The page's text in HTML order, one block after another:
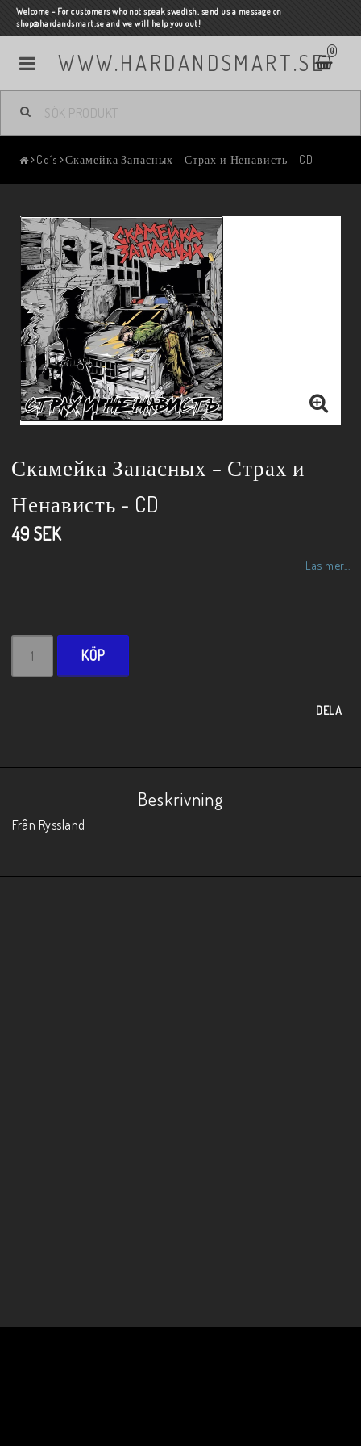
Welcome - For customers who not speak swedish, send us a message on
shop@hardandsmart.se and we will help you out!
WWW.HARDANDSMART.SE 0
Cd´s Скамейка Запасных – Страх и Ненависть - CD
Скамейка Запасных – Страх и
Ненависть - CD
49 SEK
Läs mer...
KÖP
DELA
Beskrivning
Från Ryssland